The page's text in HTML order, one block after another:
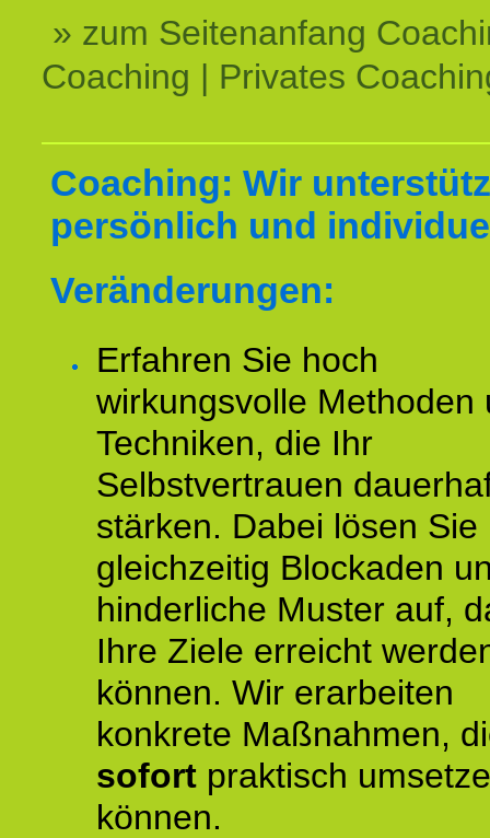
» zum Seitenanfang
Coaching | Privates
Coaching: Wir
persönlich und
Veränderungen:
Erfahren Sie hoch
wirkungsvolle Methoden
Techniken, die Ihr
Selbstvertrauen
stärken. Dabei lösen Sie
gleichzeitig Blockaden
hinderliche Muster auf,
Ihre Ziele erreicht
können. Wir erarbeiten
konkrete Maßnahmen,
sofort praktisch
können.